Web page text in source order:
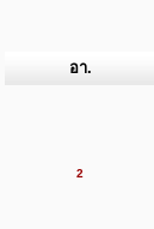
อา.
2